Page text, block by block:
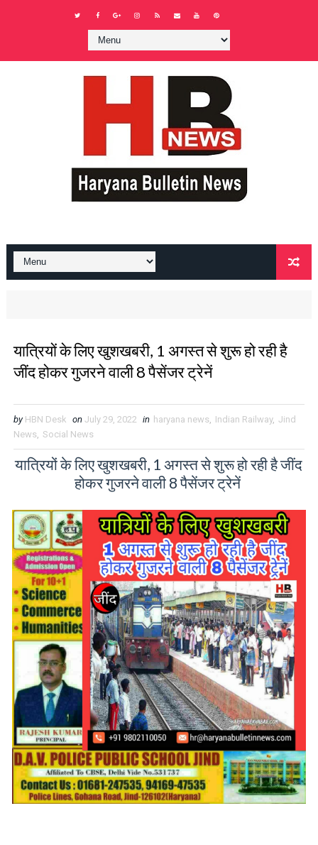
यात्रियों के लिए खुशखबरी, 1 अगस्त से शुरू हो रही है
जींद होकर गुजरने वाली 8 पैसेंजर ट्रेनें
by HBN Desk on July 29, 2022 in haryana news, Indian Railway, Jind
News, Social News
यात्रियों के लिए खुशखबरी, 1 अगस्त से शुरू हो रही है जींद
होकर गुजरने वाली 8 पैसेंजर ट्रेनें